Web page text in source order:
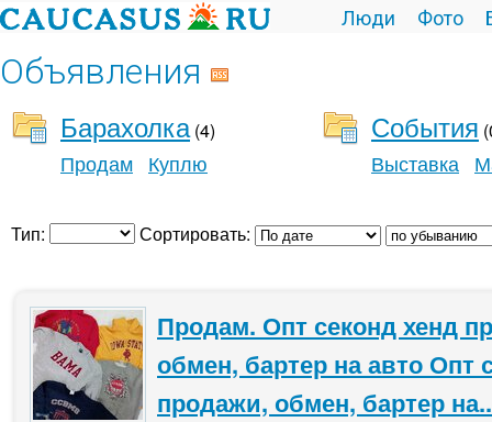
Люди Фото
Объявления
Барахолка(4)
Продам Куплю
События
Выставка
Тип: Сортировать:
Продам. Опт секонд хенд
обмен, бартер на авто Опт
продажи, обмен, бартер